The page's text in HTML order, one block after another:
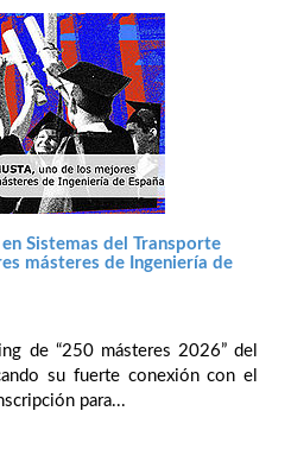
Sistemas del Transporte
másteres de Ingeniería de
de “250 másteres 2026” del
su fuerte conexión con el
para...